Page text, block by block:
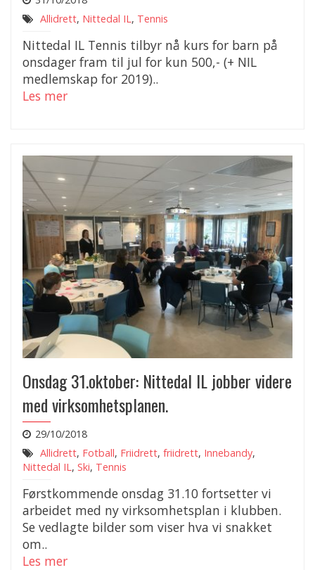
Allidrett, Nittedal IL, Tennis
Nittedal IL Tennis tilbyr nå kurs for barn på
onsdager fram til jul for kun 500,- (+ NIL
medlemskap for 2019)..
Les mer
Onsdag 31.oktober: Nittedal IL jobber videre
med virksomhetsplanen.
29/10/2018
Allidrett, Fotball, Friidrett, friidrett, Innebandy,
Nittedal IL , Ski, Tennis
Førstkommende onsdag 31.10 fortsetter vi
arbeidet med ny virksomhetsplan i klubben.
Se vedlagte bilder som viser hva vi snakket
om..
Les mer